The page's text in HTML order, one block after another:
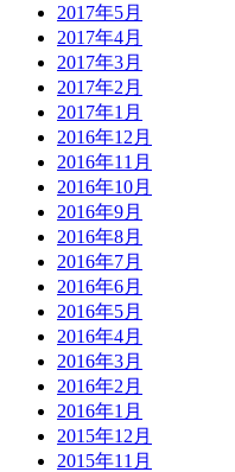
2017年5月
2017年4月
2017年3月
2017年2月
2017年1月
2016年12月
2016年11月
2016年10月
2016年9月
2016年8月
2016年7月
2016年6月
2016年5月
2016年4月
2016年3月
2016年2月
2016年1月
2015年12月
2015年11月